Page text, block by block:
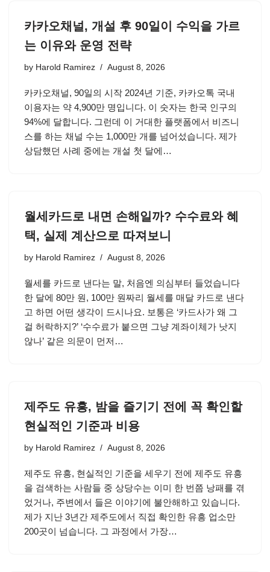
카카오채널, 개설 후 90일이 수익을 가르
는 이유와 운영 전략
by Harold Ramirez August 8, 2026
카카오채널, 90일의 시작 2024년 기준, 카카오톡 국내
이용자는 약 4,900만 명입니다. 이 숫자는 한국 인구의
94%에 달합니다. 그런데 이 거대한 플랫폼에서 비즈니
스를 하는 채널 수는 1,000만 개를 넘어섰습니다. 제가
상담했던 사례 중에는 개설 첫 달에…
월세카드로 내면 손해일까? 수수료와 혜
택, 실제 계산으로 따져보니
by Harold Ramirez August 8, 2026
월세를 카드로 낸다는 말, 처음엔 의심부터 들었습니다
한 달에 80만 원, 100만 원짜리 월세를 매달 카드로 낸다
고 하면 어떤 생각이 드시나요. 보통은 ‘카드사가 왜 그
걸 허락하지?’ ‘수수료가 붙으면 그냥 계좌이체가 낫지
않나’ 같은 의문이 먼저…
제주도 유흥, 밤을 즐기기 전에 꼭 확인할
현실적인 기준과 비용
by Harold Ramirez August 8, 2026
제주도 유흥, 현실적인 기준을 세우기 전에 제주도 유흥
을 검색하는 사람들 중 상당수는 이미 한 번쯤 낭패를 겪
었거나, 주변에서 들은 이야기에 불안해하고 있습니다.
제가 지난 3년간 제주도에서 직접 확인한 유흥 업소만
200곳이 넘습니다. 그 과정에서 가장…